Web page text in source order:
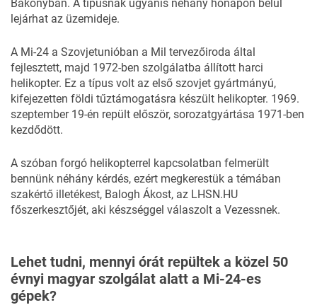
Bakonyban. A típusnak ugyanis néhány hónapon belül
lejárhat az üzemideje.
A Mi-24 a Szovjetunióban a Mil tervezőiroda által
fejlesztett, majd 1972-ben szolgálatba állított harci
helikopter. Ez a típus volt az első szovjet gyártmányú,
kifejezetten földi tűztámogatásra készült helikopter. 1969.
szeptember 19-én repült először, sorozatgyártása 1971-ben
kezdődött.
A szóban forgó helikopterrel kapcsolatban felmerült
bennünk néhány kérdés, ezért megkerestük a témában
szakértő illetékest, Balogh Ákost, az LHSN.HU
főszerkesztőjét, aki készséggel válaszolt a Vezessnek.
Lehet tudni, mennyi órát repültek a közel 50
évnyi magyar szolgálat alatt a Mi-24-es
gépek?